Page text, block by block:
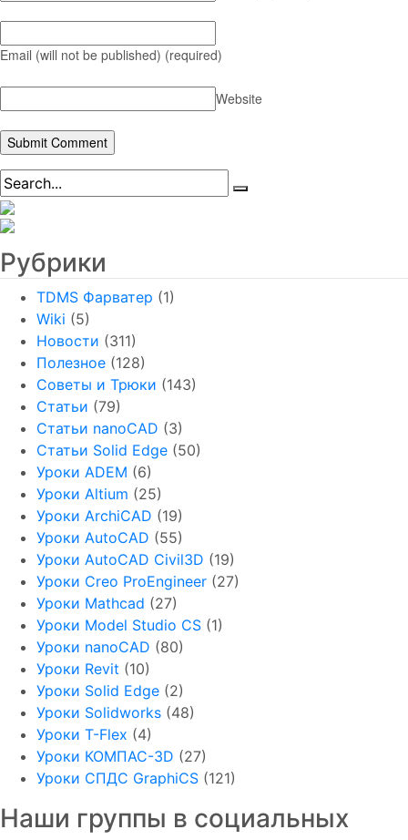
Email (will not be published) (required)
Website
Рубрики
TDMS Фарватер (1)
Wiki (5)
Новости (311)
Полезное (128)
Советы и Трюки (143)
Статьи (79)
Статьи nanoCAD (3)
Статьи Solid Edge (50)
Уроки ADEM (6)
Уроки Altium (25)
Уроки ArchiCAD (19)
Уроки AutoCAD (55)
Уроки AutoCAD Civil3D (19)
Уроки Creo ProEngineer (27)
Уроки Mathcad (27)
Уроки Model Studio CS (1)
Уроки nanoCAD (80)
Уроки Revit (10)
Уроки Solid Edge (2)
Уроки Solidworks (48)
Уроки T-Flex (4)
Уроки КОМПАС-3D (27)
Уроки СПДС GraphiCS (121)
Наши группы в социальных